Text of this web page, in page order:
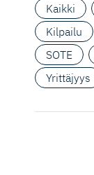
Kaikki
Kilpailu
SOTE
Yrittäjyys